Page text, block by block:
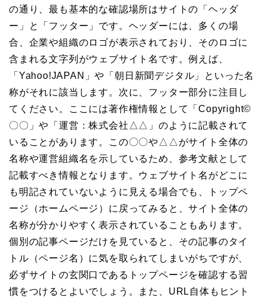
の通り、最も基本的な確認場所はサイトの「ヘッダ
ー」と「フッター」です。ヘッダーには、多くの場
合、企業や組織のロゴが表示されており、そのロゴに
含まれる文字列がウェブサイト名です。例えば、
「Yahoo!JAPAN」や「朝日新聞デジタル」といった名
称がそれに該当します。次に、フッター部分に注目し
てください。ここには著作権情報として「Copyright©
〇〇」や「運営：株式会社△△」のように記載されて
いることがあります。この〇〇や△△がサイト全体の
名称や運営組織名を示しているため、参考文献として
記載すべき情報となります。ウェブサイト名がどこに
も明記されていないように見える場合でも、トップペ
ージ（ホームページ）に戻ってみると、サイト全体の
名称が分かりやすく表示されていることもあります。
個別の記事ページだけを見ていると、その記事のタイ
トル（ページ名）に気を取られてしまいがちですが、
必ずサイトの玄関口であるトップページを確認する習
慣をつけるとよいでしょう。また、URL自体もヒント